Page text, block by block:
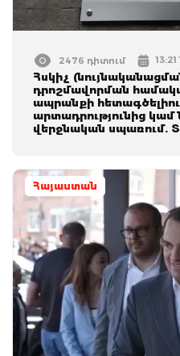
2476 դիտում
Հսկիչ
դրոշմավորման
ապրանքի
արտադրությունից կամ
վերջնական սպառում.
Հայաստան